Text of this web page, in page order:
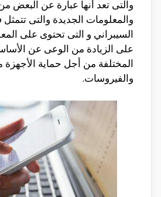
والتى تعد أنها عبارة عن البعض
والمعلومات الجديدة والتى
السيبراني و التى تحتوى على
على الزيادة من الوعى عن
المختلفة من أجل حماية
والفيروسات.